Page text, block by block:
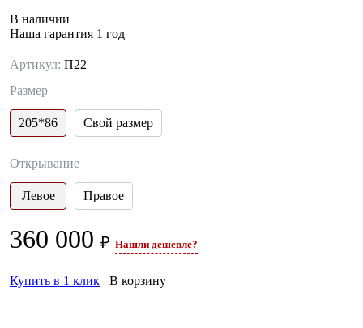
В наличии
Наша гарантия 1 год
Артикул: П22
Размер
205*86 Свой размер
Открывание
Левое Правое
360 000 ₽ Нашли дешевле?
Купить в 1 клик В корзину